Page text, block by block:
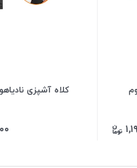
کلاه آشپزی